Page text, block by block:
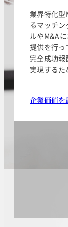
業界特化
るマッチ
ルやM&A
提供を行っ
完全成功報
実現するた
企業価値